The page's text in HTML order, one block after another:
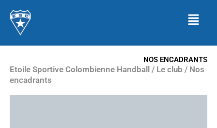
contenu
Menu
NOS ENCADRANTS​
Etoile Sportive Colombienne Handball / Le club / Nos
encadrants